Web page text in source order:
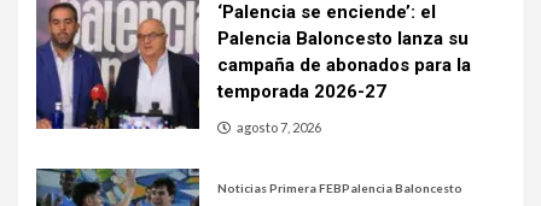
‘Palencia se enciende’: el
Palencia Baloncesto lanza su
campaña de abonados para la
temporada 2026-27
agosto 7, 2026
Noticias Primera FEBPalencia Baloncesto